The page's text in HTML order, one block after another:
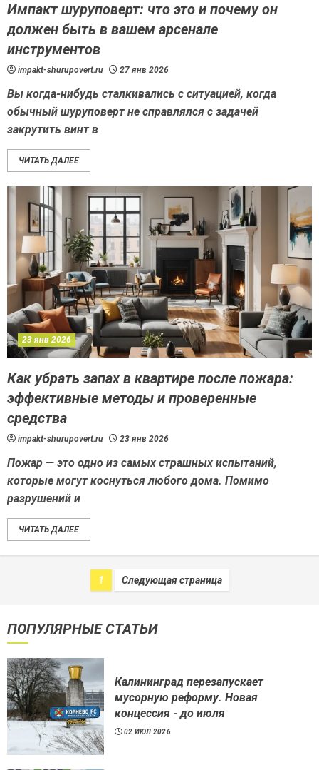
Импакт шуруповерт: что это и почему он
должен быть в вашем арсенале
инструментов
impakt-shurupovert.ru 27 янв 2026
Вы когда-нибудь сталкивались с ситуацией, когда
обычный шуруповерт не справлялся с задачей
закрутить винт в
ЧИТАТЬ ДАЛЕЕ
23 янв 2026
Как убрать запах в квартире после пожара:
эффективные методы и проверенные
средства
impakt-shurupovert.ru 23 янв 2026
Пожар — это одно из самых страшных испытаний,
которые могут коснуться любого дома. Помимо
разрушений и
ЧИТАТЬ ДАЛЕЕ
1 Следующая страница
ПОПУЛЯРНЫЕ СТАТЬИ
Калининград перезапускает
мусорную реформу. Новая
концессия - до июля
02 ИЮЛ 2026